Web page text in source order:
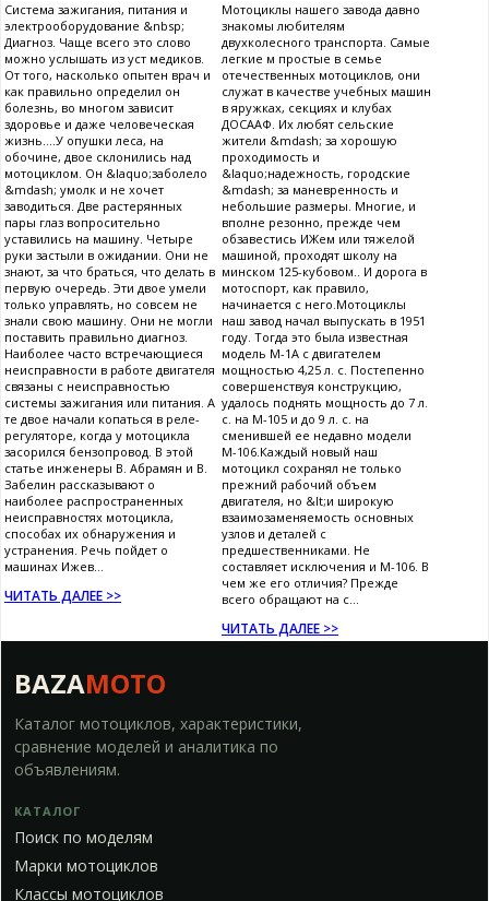
Система зажигания, питания и
электрооборудование &nbsp;
Диагноз. Чаще всего это слово
можно услышать из уст медиков.
От того, насколько опытен врач и
как правильно определил он
болезнь, во многом зависит
здоровье и даже человеческая
жизнь....У опушки леса, на
обочине, двое склонились над
мотоциклом. Он &laquo;заболело
&mdash; умолк и не хочет
заводиться. Две растерянных
пары глаз вопросительно
уставились на машину. Четыре
руки застыли в ожидании. Они не
знают, за что браться, что делать в
первую очередь. Эти двое умели
только управлять, но совсем не
знали свою машину. Они не могли
поставить правильно диагноз.
Наиболее часто встречающиеся
неисправности в работе двигателя
связаны с неисправностью
системы зажигания или питания. А
те двое начали копаться в реле-
регуляторе, когда у мотоцикла
засорился бензопровод. В этой
статье инженеры В. Абрамян и В.
Забелин рассказывают о
наиболее распространенных
неисправностях мотоцикла,
способах их обнаружения и
устранения. Речь пойдет о
машинах Ижев...
ЧИТАТЬ ДАЛЕЕ >>
Мотоциклы нашего завода давно
знакомы любителям
двухколесного транспорта. Самые
легкие м простые в семье
отечественных мотоциклов, они
служат в качестве учебных машин
в яружках, секциях и клубах
ДОСААФ. Их любят сельские
жители &mdash; за хорошую
проходимость и
&laquo;надежность, городские
&mdash; за маневренность и
небольшие размеры. Многие, и
вполне резонно, прежде чем
обзавестись ИЖем или тяжелой
машиной, проходят школу на
минском 125-кубовом.. И дорога в
мотоспорт, как правило,
начинается с него.Мотоциклы
наш завод начал выпускать в 1951
году. Тогда это была известная
модель М-1А с двигателем
мощностью 4,25 л. с. Постепенно
совершенствуя конструкцию,
удалось поднять мощность до 7 л.
с. на М-105 и до 9 л. с. на
сменившей ее недавно модели
М-106.Каждый новый наш
мотоцикл сохранял не только
прежний рабочий объем
двигателя, но &lt;и широкую
взаимозаменяемость основных
узлов и деталей с
предшественниками. Не
составляет исключения и М-106. В
чем же его отличия? Прежде
всего обращают на с...
ЧИТАТЬ ДАЛЕЕ >>
BAZAMOTO
Каталог мотоциклов, характеристики,
сравнение моделей и аналитика по
объявлениям.
КАТАЛОГ
Поиск по моделям
Марки мотоциклов
Классы мотоциклов